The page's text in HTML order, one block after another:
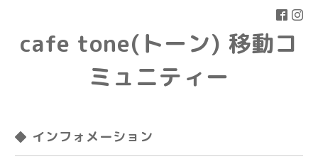
cafe tone(トーン) 移動コ
ミュニティー
◆ インフォメーション